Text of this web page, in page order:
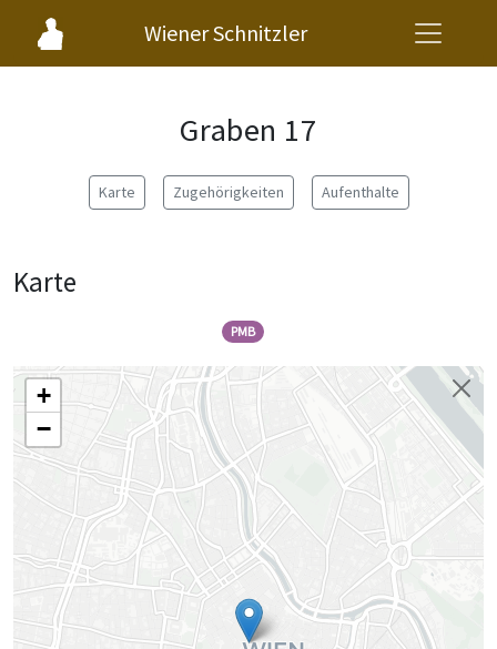
Wiener Schnitzler
Graben 17
Karte Zugehörigkeiten Aufenthalte
Karte
PMB
+
−